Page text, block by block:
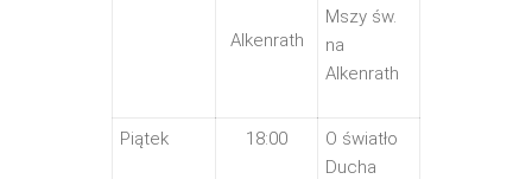
Alkenrath
Mszy św.
na
Alkenrath
Piątek 18:00
O światło
Ducha